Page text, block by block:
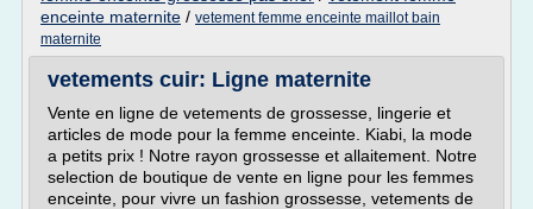
enceinte maternite / vetement femme enceinte maillot bain
maternite
vetements cuir: Ligne maternite
Vente en ligne de vetements de grossesse, lingerie et
articles de mode pour la femme enceinte. Kiabi, la mode
a petits prix ! Notre rayon grossesse et allaitement. Notre
selection de boutique de vente en ligne pour les femmes
enceinte, pour vivre un fashion grossesse, vetements de